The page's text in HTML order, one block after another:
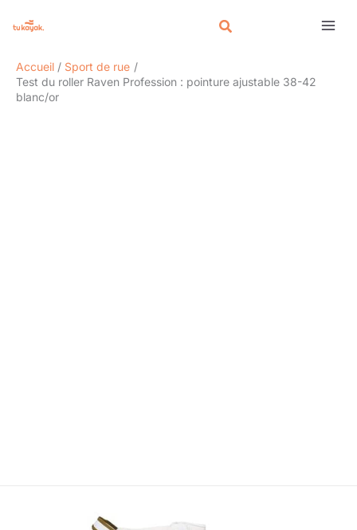
Accueil
Sport de rue
Test du roller Raven Profession : pointure ajustable 38-42
blanc/or